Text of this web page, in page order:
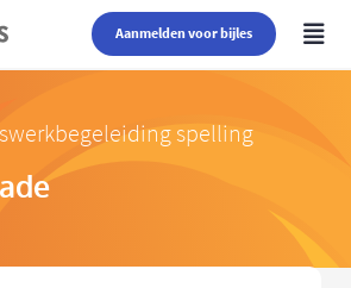
Aanmelden voor bijles
spelling